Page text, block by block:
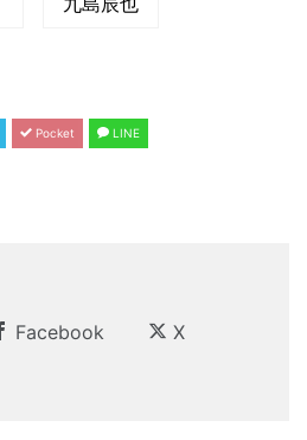
Pocket LINE
Facebook X